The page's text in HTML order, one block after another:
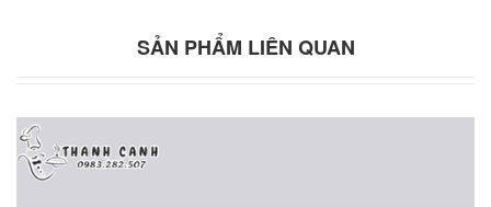
SẢN PHẨM LIÊN QUAN